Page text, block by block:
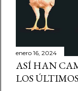
enero 16, 2024
ASÍ HAN
LOS